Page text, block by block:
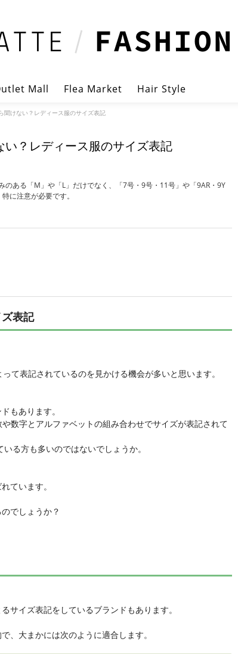
Mall Flea Market Hair Style
聞けない？レディース服のサイズ表記
？レディース服のサイズ表記
ある「M」や「L」だけでなく、「7号・9号・11号」や「9AR・9Y
に注意が必要です。
表記
て表記されているのを見かける機会が多いと思います。
もあります。
数字とアルファベットの組み合わせでサイズが表記されて
る方も多いのではないでしょうか。
ています。
でしょうか？
サイズ表記をしているブランドもあります。
、大まかには次のように適合します。